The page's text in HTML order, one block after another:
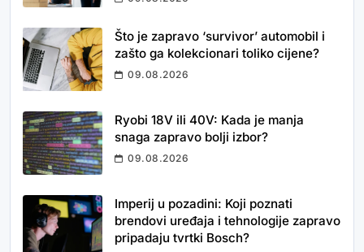
Što je zapravo ‘survivor’ automobil i
zašto ga kolekcionari toliko cijene?
09.08.2026
Ryobi 18V ili 40V: Kada je manja
snaga zapravo bolji izbor?
09.08.2026
Imperij u pozadini: Koji poznati
brendovi uređaja i tehnologije zapravo
pripadaju tvrtki Bosch?